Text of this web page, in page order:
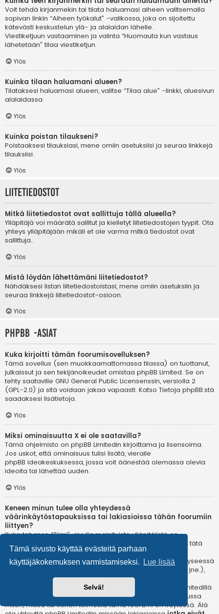
Tämä sivusto käyttää evästeitä parhaan
käyttäjäkokemuksen varmistamiseksi.
Lue lisää
Selvä!
Voit tehdä kirjanmekin tai tilata haluamasi aiheen valitsemalla
sopivan linkin “Aiheen työkalut” -valikossa, joka on sijoitettu
kätevästi keskustelun ylä- ja alalaidan lähelle.
Viestiketjuun vastaaminen ja valinta “Huomauta kun vastaus
lähetetään” tilaa viestiketjun.
Ylös
Kuinka tilaan haluamani alueen?
Tilataksesi haluamasi alueen, valitse “Tilaa alue” -linkki, aluesivun
alalaidassa.
Ylös
Kuinka poistan tilaukseni?
Poistaaksesi tilauksiasi, mene omiin asetuksiisi ja seuraa linkkejä
tilauksiisi.
Ylös
Liitetiedostot
Mitkä liitetiedostot ovat sallittuja tällä alueella?
Ylläpitäjä voi määrätä sallitut ja kielletyt liitetiedostojen tyypit. Ota
yhteys ylläpitäjään mikäli et ole varma mitkä tiedostot ovat
sallittuja..
Ylös
Mistä löydän lähettämäni liitetiedostot?
Nähdäksesi listan liitetiedostoistasi, mene omiin asetuksiin ja
seuraa linkkejä liitetiedostot-osioon.
Ylös
phpBB -asiat
Kuka kirjoitti tämän foorumisovelluksen?
Tämä sovellus (sen muokkaamattomassa tilassa) on tuottanut,
julkaissut ja sen tekijänoikeudet omistaa phpBB Limited. Se on
tehty saataville GNU General Public Licensenssin, versiolla 2
(GPL-2.0) ja sitä voidaan jakaa vapaasti. Katso Tietoja phpBB:stä
saadaksesi lisätietoja.
Ylös
Miksi ominaisuutta X ei ole saatavilla?
Tämä ohjelmisto on phpBB Limitedin kirjoittama ja lisensoima.
Jos uskot, että ominaisuus tulisi lisätä, vieraile
phpBB ideakeskuksessa, jossa voit äänestää olemassa olevia
ideoita tai lähettää uuden.
Ylös
Keneen minun tulee olla yhteydessä
väärinkäytöstapauksissa tai lakiasioissa tähän foorumiin
liittyen?
Kuka tahansa “Tiimi”-sivulla mainituista ylläpitäjistä on
todennäköisesti sopiva yhteyshenkilö valituksillesi. Jos et tätä
kautta saa vastausta, sinun kannattaa ottaa yhteyttä
verkkotunnuksen omistajaan (teewhois-kysely ) tai jos kyseessä
on ilmaispalvelussa oleva (esim. Yahoo!, free.fr, f2s.com, jne.),
ota yhteyttä ylläpitoon tai väärinkäytöksistä vastaavaan
osastoon kyseisessä palvelussa. Huomaa, että phpBB Limitedillä
ei ole lainkaan toimivaltaaja sitä ei voida pitää vastuussa
miten, missä tai kenen toimesta tämä foorumi on käytössä. Älä